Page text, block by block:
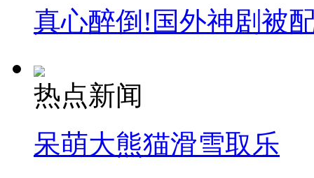
真心醉倒!国外神剧被
热点新闻
呆萌大熊猫滑雪取乐